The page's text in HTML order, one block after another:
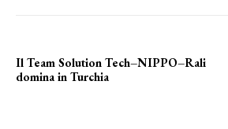
Il Team Solution Tech–NIPPO–Rali
domina in Turchia